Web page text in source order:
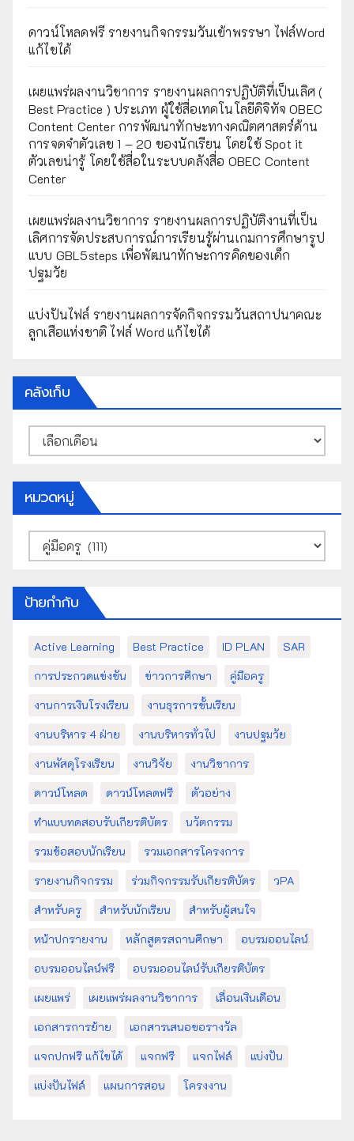
ดาวน์โหลดฟรี รายงานกิจกรรมวันเข้าพรรษา ไฟล์Word
แก้ไขได้
เผยแพร่ผลงานวิชาการ รายงานผลการปฏิบัติที่เป็นเลิศ (
Best Practice ) ประเภท ผู้ใช้สื่อเทคโนโลยีดิจิทัจ OBEC
Content Center การพัฒนาทักษะทางคณิตศาสตร์ด้าน
การจดจำตัวเลข 1 – 20 ของนักเรียน โดยใช้ Spot it
ตัวเลขน่ารู้ โดยใช้สื่อในระบบคลังสื่อ OBEC Content
Center
เผยแพร่ผลงานวิชาการ รายงานผลการปฏิบัติงานที่เป็น
เลิศการจัดประสบการณ์การเรียนรู้ผ่านเกมการศึกษารูป
แบบ GBL5steps เพื่อพัฒนาทักษะการคิดของเด็ก
ปฐมวัย
แบ่งปันไฟล์ รายงานผลการจัดกิจกรรมวันสถาปนาคณะ
ลูกเสือแห่งชาติ ไฟล์ Word แก้ไขได้
คลังเก็บ
คลัง
เก็บ
หมวดหมู่
หมวด
หมู่
ป้ายกำกับ
Active Learning Best Practice ID PLAN
SAR
การประกวดแข่งขัน
ข่าวการศึกษา
คู่มือครู
งานการเงินโรงเรียน
งานธุรการชั้นเรียน
งานบริหาร 4 ฝ่าย
งานบริหารทั่วไป
งานปฐมวัย
งานพัสดุโรงเรียน
งานวิจัย
งานวิชาการ
ดาวน์โหลด
ดาวน์โหลดฟรี
ตัวอย่าง
ทำแบบทดสอบรับเกียรติบัตร
นวัตกรรม
รวมข้อสอบนักเรียน
รวมเอกสารโครงการ
รายงานกิจกรรม
ร่วมกิจกรรมรับเกียรติบัตร
วPA
สำหรับครู
สำหรับนักเรียน
สำหรับผู้สนใจ
หน้าปกรายงาน
หลักสูตรสถานศึกษา
อบรมออนไลน์
อบรมออนไลน์ฟรี
อบรมออนไลน์รับเกียรติบัตร
เผยแพร่
เผยแพร่ผลงานวิชาการ
เลื่อนเงินเดือน
เอกสารการย้าย
เอกสารเสนอขอรางวัล
แจกปกฟรี แก้ไขได้
แจกฟรี แจกไฟล์
แบ่งปัน
แบ่งปันไฟล์
แผนการสอน โครงงาน